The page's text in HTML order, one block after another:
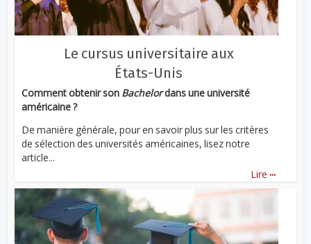
Le cursus universitaire aux
États-Unis
Comment obtenir son Bachelordans une université
américaine ?
De manière générale, pour en savoir plus sur les critères
de sélection des universités américaines, lisez notre
article...
Lire ...